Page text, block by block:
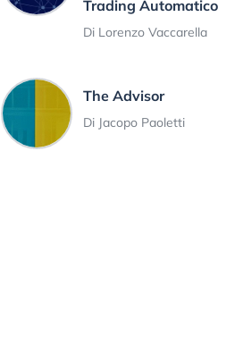
Trading Automatico
Di Lorenzo Vaccarella
The Advisor
Di Jacopo Paoletti